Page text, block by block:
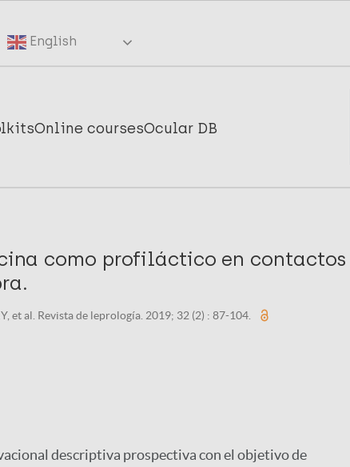
English
Online coursesOcular DB
como profiláctico en contactos
et al. Revista de leprología. 2019; 32 (2) : 87-104.
descriptiva prospectiva con el objetivo de